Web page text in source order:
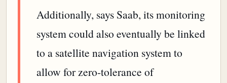
Additionally, says Saab, its monitoring
system could also eventually be linked
to a satellite navigation system to
allow for zero-tolerance of